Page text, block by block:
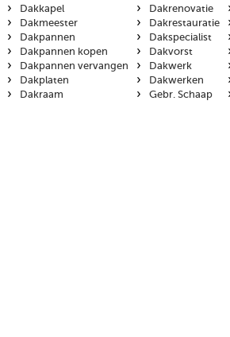
› Dakkapel
› Dakmeester
› Dakpannen
› Dakpannen kopen
› Dakpannen vervangen
› Dakplaten
› Dakraam
› Dakrenovatie
› Dakrestauratie
› Dakspecialist
› Dakvorst
› Dakwerk
› Dakwerken
› Gebr. Schaap